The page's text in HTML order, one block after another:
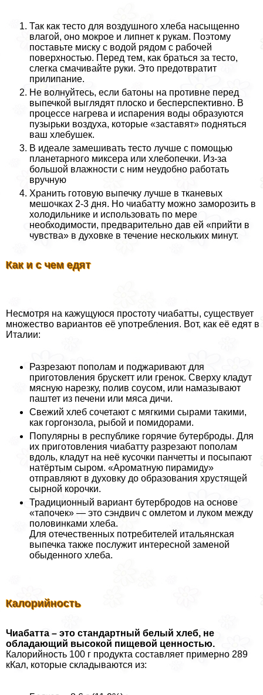
Так как тесто для воздушного хлеба насыщенно
влагой, оно мокрое и липнет к рукам. Поэтому
поставьте миску с водой рядом с рабочей
поверхностью. Перед тем, как браться за тесто,
слегка смачивайте руки. Это предотвратит
прилипание.
Не волнуйтесь, если батоны на противне перед
выпечкой выглядят плоско и бесперспективно. В
процессе нагрева и испарения воды образуются
пузырьки воздуха, которые «заставят» подняться
ваш хлебушек.
В идеале замешивать тесто лучше с помощью
планетарного миксера или хлебопечки. Из-за
большой влажности с ним неудобно работать
вручную
Хранить готовую выпечку лучше в тканевых
мешочках 2-3 дня. Но чиабатту можно заморозить в
холодильнике и использовать по мере
необходимости, предварительно дав ей «прийти в
чувства» в духовке в течение нескольких минут.
Как и с чем едят
Несмотря на кажущуюся простоту чиабатты, существует
множество вариантов её употрeбления. Вот, как её едят в
Италии:
Разрезают пополам и поджаривают для
приготовления брускетт или гренок. Сверху кладут
мясную нарезку, полив соусом, или намазывают
паштет из печени или мяса дичи.
Свежий хлеб сочетают с мягкими сырами такими,
как горгонзола, рыбой и помидорами.
Популярны в республике горячие бутерброды. Для
их приготовления чиабатту разрезают пополам
вдоль, кладут на неё кусочки панчетты и посыпают
натёртым сыром. «Ароматную пирамиду»
отправляют в духовку до образования хрустящей
сырной корочки.
Традиционный вариант бутербродов на основе
«тапочек» — это сэндвич с омлетом и луком между
половинками хлеба.
Для отечественных потребителей итальянская
выпечка также послужит интересной заменой
обыденного хлеба.
Калорийность
Чиабатта – это стандартный белый хлеб, не
обладающий высокой пищевой ценностью.
Калорийность 100 г продукта составляет примерно 289
кКал, которые складываются из: